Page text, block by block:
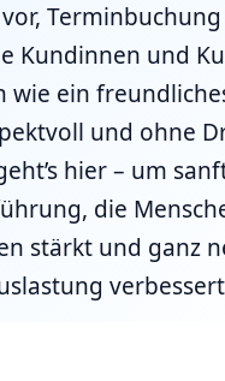
Kundinnen und
wie ein
und ohne
hier – um
die
stärkt und ganz